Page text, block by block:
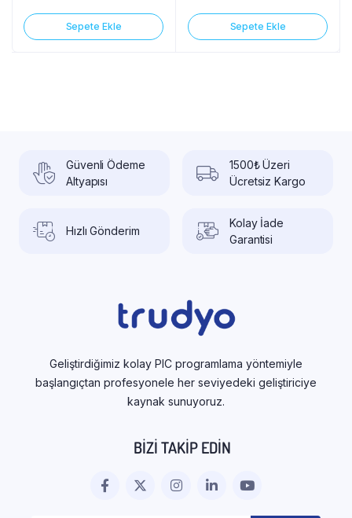
Sepete Ekle Sepete Ekle
Güvenli Ödeme
Altyapısı
1500₺ Üzeri
Ücretsiz Kargo
Hızlı Gönderim
Kolay İade
Garantisi
Geliştirdiğimiz kolay PIC programlama yöntemiyle
başlangıçtan profesyonele her seviyedeki geliştiriciye
kaynak sunuyoruz.
BIZI TAKIP EDIN